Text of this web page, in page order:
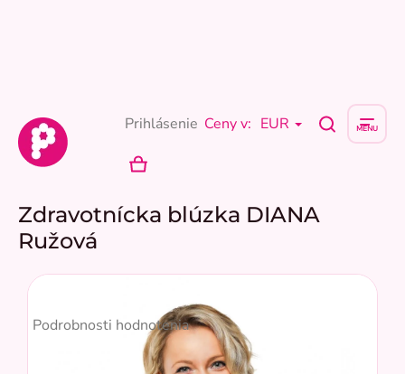
Ceny v: EUR
Prihlásenie
NÁKUPNÝ
Zdravotnícka blúzka DIANA
Ružová
hodnotenie
Podrobnosti hodnotenia